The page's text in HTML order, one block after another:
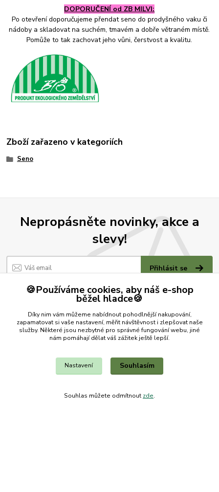
DOPORUČENÍ od ZB MILVI:
Po otevření doporučujeme přendat seno do prodyšného vaku či
nádoby a skladovat na suchém, tmavém a dobře větraném místě.
Pomůže to tak zachovat jeho vůni, čerstvost a kvalitu.
Zboží zařazeno v kategoriích
Seno
Nepropásněte novinky, akce a
slevy!
Přihlásit se
Souhlasím se zpracováním osobních údajů za účelem rozesílky newsletteru.
Můžete se kdykoli odhlásit. Zasíláme jednou za 14 dní.
🍪Používáme cookies, aby náš e-shop
běžel hladce🍪
Díky nim vám můžeme nabídnout pohodlnější nakupování,
zapamatovat si vaše nastavení, měřit návštěvnost i zlepšovat naše
služby. Některé jsou nezbytné pro správné fungování webu, jiné
nám pomáhají dělat váš zážitek ještě lepší.
Nastavení Souhlasím
Souhlas můžete odmítnout zde.